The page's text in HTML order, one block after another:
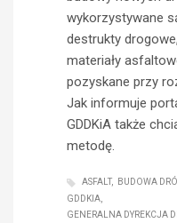
wykorzystywane
destrukty
materiały
pozyskane przy
Jak informuje
GDDKiA także
metodę.
ASFALT BUDOWA
GDDKIA
GENERALNA DYREKCJA